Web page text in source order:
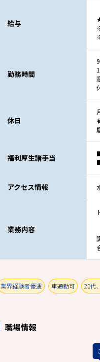
給与
勤務時間
休日
福利厚生諸手当
アクセス情報
業務内容
業界経験者優遇 車通勤可 20代
職場情報